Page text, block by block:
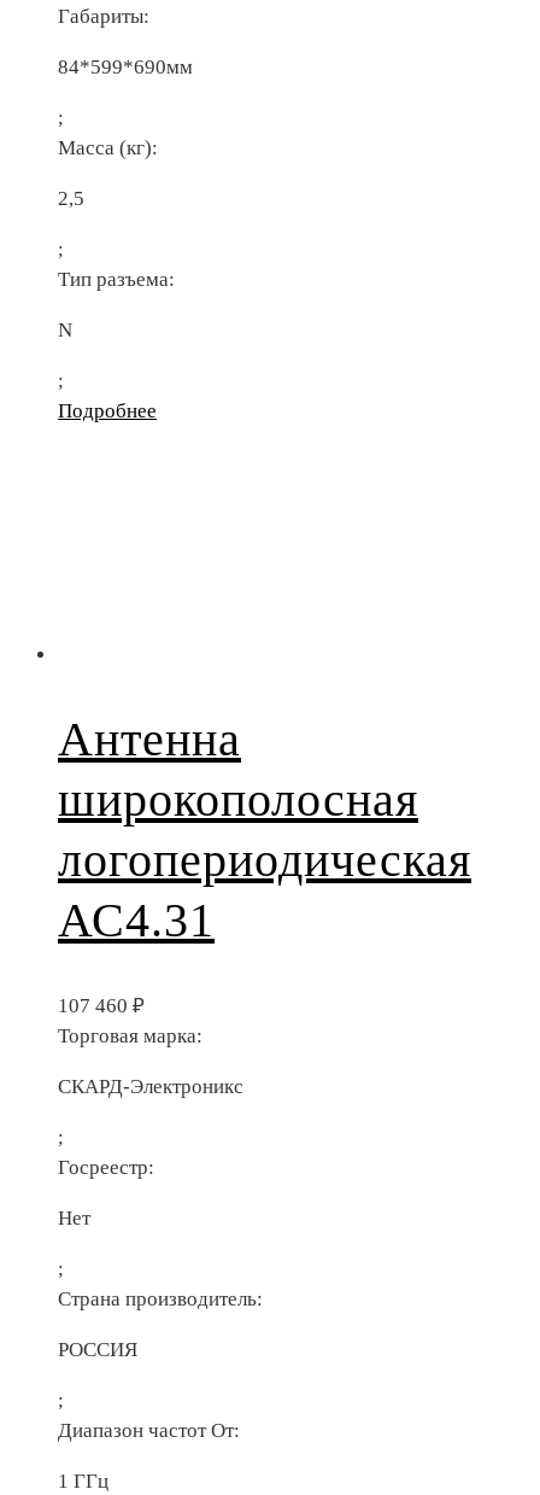
Габариты:
84*599*690мм
;
Масса (кг):
2,5
;
Тип разъема:
N
;
Подробнее
Антенна
широкополосная
логопериодическая
АС4.31
107 460 ₽
Торговая марка:
СКАРД-Электроникс
;
Госреестр:
Нет
;
Страна производитель:
РОССИЯ
;
Диапазон частот От:
1 ГГц